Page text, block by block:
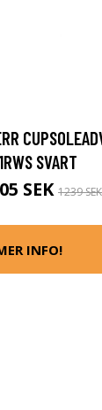
SVART
SEK 1239 SEK
INFO!